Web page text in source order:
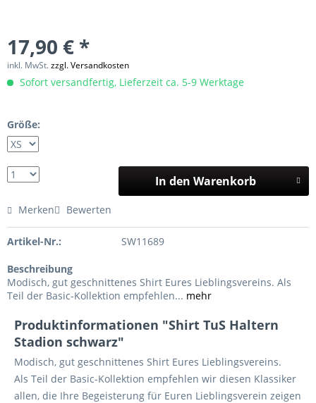
17,90 € *
inkl. MwSt.zzgl. Versandkosten
Sofort versandfertig, Lieferzeit ca. 5-9 Werktage
Größe:
In den Warenkorb
Merken Bewerten
Artikel-Nr.: SW11689
Beschreibung
Modisch, gut geschnittenes Shirt Eures Lieblingsvereins. Als
Teil der Basic-Kollektion empfehlen... mehr
Produktinformationen "Shirt TuS Haltern
Stadion schwarz"
Modisch, gut geschnittenes Shirt Eures Lieblingsvereins.
Als Teil der Basic-Kollektion empfehlen wir diesen Klassiker
allen, die Ihre Begeisterung für Euren Lieblingsverein zeigen